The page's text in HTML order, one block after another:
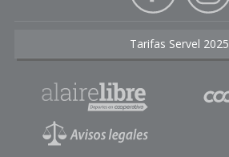
Tarifas Servel 2025